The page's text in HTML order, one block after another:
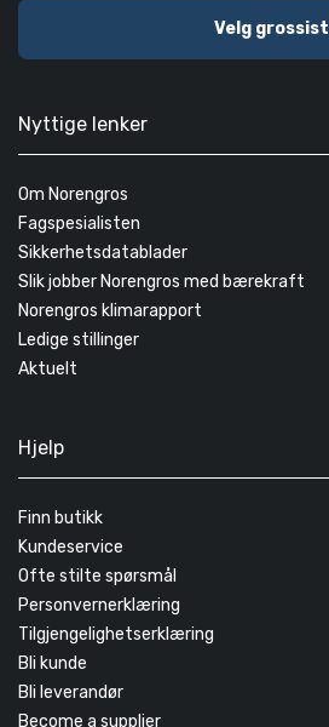
Velg grossist
Nyttige lenker
Om Norengros
Fagspesialisten
Sikkerhetsdatablader
Slik jobber Norengros med bærekraft
Norengros klimarapport
Ledige stillinger
Aktuelt
Hjelp
Finn butikk
Kundeservice
Ofte stilte spørsmål
Personvernerklæring
Tilgjengelighetserklæring
Bli kunde
Bli leverandør
Become a supplier